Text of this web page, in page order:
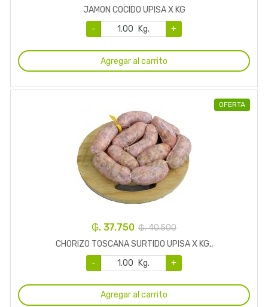
JAMON COCIDO UPISA X KG
-
Kg. +
Agregar al carrito
OFERTA
₲. 37.750 ₲. 40.500
CHORIZO TOSCANA SURTIDO UPISA X KG,,
-
Kg. +
Agregar al carrito